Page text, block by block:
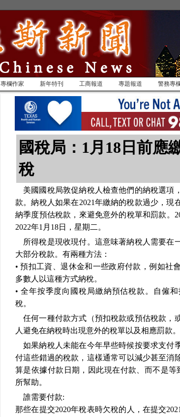
專欄作家 新年特刊 工商報道 專題報道 警務專
國稅局：1月18日前應
稅
美國國稅局敦促納稅人檢查他們的納稅選項
款。納稅人如果在2021年繳納的稅款過少，現
納季度預估稅款，來避免意外的稅單和罰款。
2022年1月18日，星期二。
所得稅是現收現付。這意味著納稅人需要在
大部分稅款。有兩種方法：
• 預扣工資、退休金和一些政府付款，例如社
多數人以這種方式納稅。
• 全年按季度向國稅局繳納預估稅款。自僱
稅。
任何一種付款方式（預扣稅款或預估稅款，
人避免在納稅時出現意外的稅單以及相應罰款。
如果納稅人未能在今年早些時候按要求支付
付這些錯過的稅款，這樣通常可以減少甚至消
算是依據付款日期，因此現在付款、而不是
所幫助。
誰需要付款:
那些在提交2020年稅表時欠稅的人，在提交